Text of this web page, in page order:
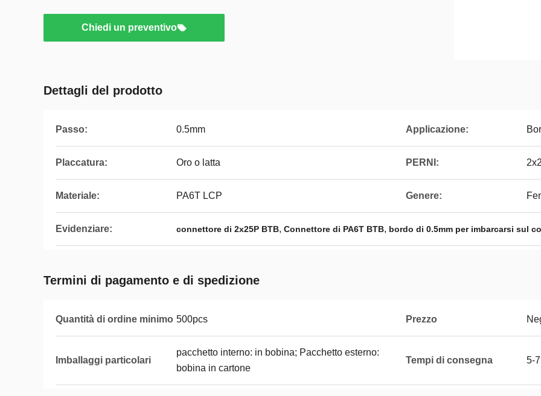
Chiedi un preventivo
Dettagli del prodotto
Passo: 0.5mm Applicazione:
Placcatura: Oro o latta PERNI:
Materiale: PA6T LCP Genere:
Evidenziare: connettore di 2x25P BTB, Connettore di PA6T BTB, bordo di 0.5mm per imbarcarsi sul
Termini di pagamento e di spedizione
Quantità di ordine minimo 500pcs Prezzo
Imballaggi particolari
pacchetto interno: in bobina; Pacchetto esterno:
bobina in cartone
Tempi di consegna 5-